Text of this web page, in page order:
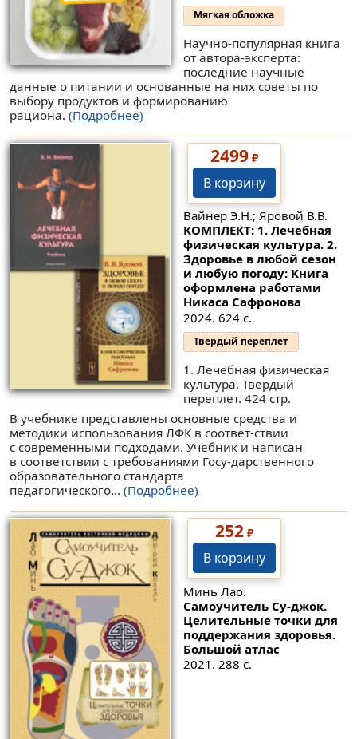
Мягкая обложка
Научно-популярная книга
от автора-эксперта:
последние научные
данные о питании и основанные на них советы по
выбору продуктов и формированию
рациона. (Подробнее)
2499₽
В корзину
Вайнер Э.Н.; Яровой В.В.
КОМПЛЕКТ: 1. Лечебная
физическая культура. 2.
Здоровье в любой сезон
и любую погоду: Книга
оформлена работами
Никаса Сафронова
2024. 624 с.
Твердый переплет
1. Лечебная физическая
культура. Твердый
переплет. 424 стр.
В учебнике представлены основные средства и
методики использования ЛФК в соответ-ствии
с современными подходами. Учебник и написан
в соответствии с требованиями Госу-дарственного
образовательного стандарта
педагогического... (Подробнее)
252₽
В корзину
Минь Лао.
Самоучитель Су-джок.
Целительные точки для
поддержания здоровья.
Большой атлас
2021. 288 с.